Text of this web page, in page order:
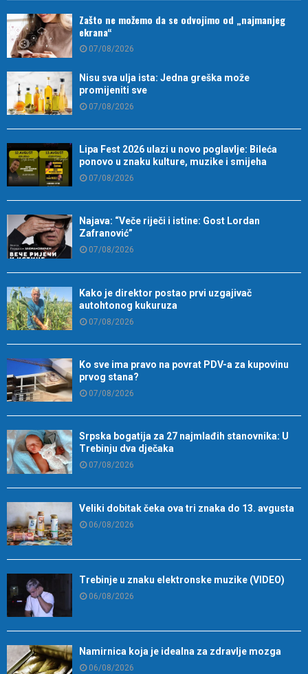
Zašto ne možemo da se odvojimo od „najmanjeg
ekrana“
07/08/2026
Nisu sva ulja ista: Jedna greška može
promijeniti sve
07/08/2026
Lipa Fest 2026 ulazi u novo poglavlje: Bileća
ponovo u znaku kulture, muzike i smijeha
07/08/2026
Najava: “Veče riječi i istine: Gost Lordan
Zafranović”
07/08/2026
Kako je direktor postao prvi uzgajivač
autohtonog kukuruza
07/08/2026
Ko sve ima pravo na povrat PDV-a za kupovinu
prvog stana?
07/08/2026
Srpska bogatija za 27 najmlađih stanovnika: U
Trebinju dva dječaka
07/08/2026
Veliki dobitak čeka ova tri znaka do 13. avgusta
06/08/2026
Trebinje u znaku elektronske muzike (VIDEO)
06/08/2026
Namirnica koja je idealna za zdravlje mozga
06/08/2026